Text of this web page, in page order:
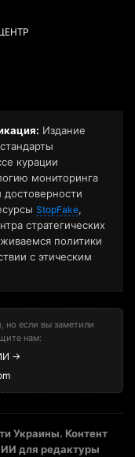
Издание
курации
мониторинга
StopFake,
стратегических
политики
с этическим
но если вы заметили
нам:
→
Украины. Контент
для редактуры